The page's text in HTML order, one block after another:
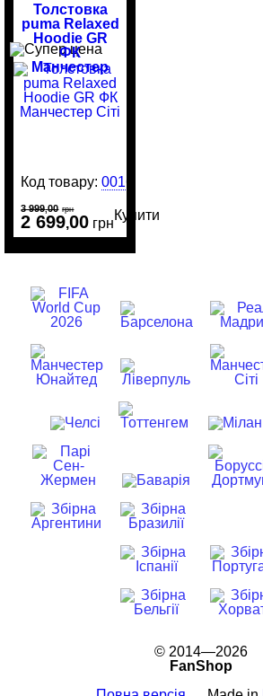
Толстовка
puma Relaxed
Hoodie GR
ФК
Манчестер
Сіті
Код товару:0016701
3 999,00 грн
2 699,00 грн
Купити
© 2014—2026
FanShop